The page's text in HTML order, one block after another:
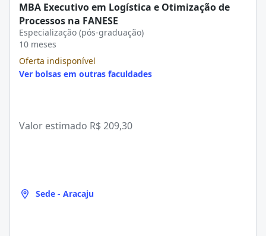
MBA Executivo em Logística e Otimização de
Processos na FANESE
Especialização (pós-graduação)
10 meses
Oferta indisponível
Ver bolsas em outras faculdades
Valor estimado R$ 209,30
Sede - Aracaju